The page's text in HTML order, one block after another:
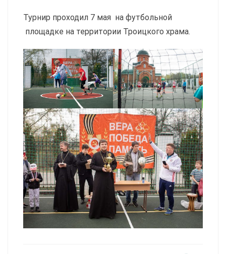
Турнир проходил 7 мая на футбольной
площадке на территории Троицкого храма.